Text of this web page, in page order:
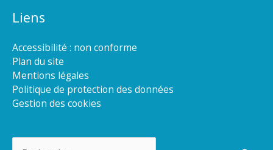
Liens
Accessibilité : non conforme
Plan du site
Mentions légales
Politique de protection des données
Gestion des cookies